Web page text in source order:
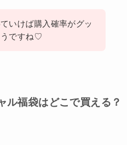
いけば購入確率がグッ
うですね♡
ル福袋はどこで買える？